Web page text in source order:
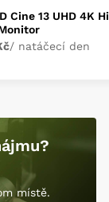
Cine 13 UHD 4K
/ natáčecí den
místě.